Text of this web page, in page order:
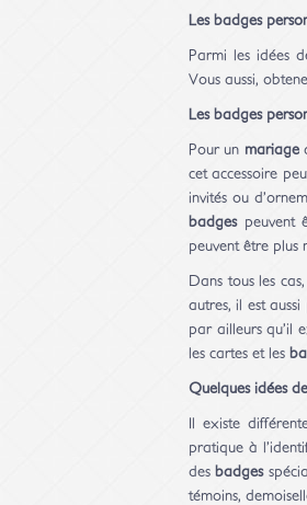
Les badges
Parmi les idées
Vous aussi,
Les badges
Pour un mariage
cet accessoire
invités ou
badgespeuvent
peuvent être plus
Dans tous les
autres, il est
par ailleurs qu’il
les cartes et les
Quelques idées
Il existe
pratique à
desbadges
témoins,